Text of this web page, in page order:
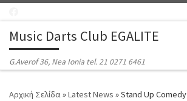
Music Darts Club EGALITE
G.Averof 36, Nea Ionia tel. 21 0271 6461
Αρχική Σελίδα»Latest News »Stand Up Comedy